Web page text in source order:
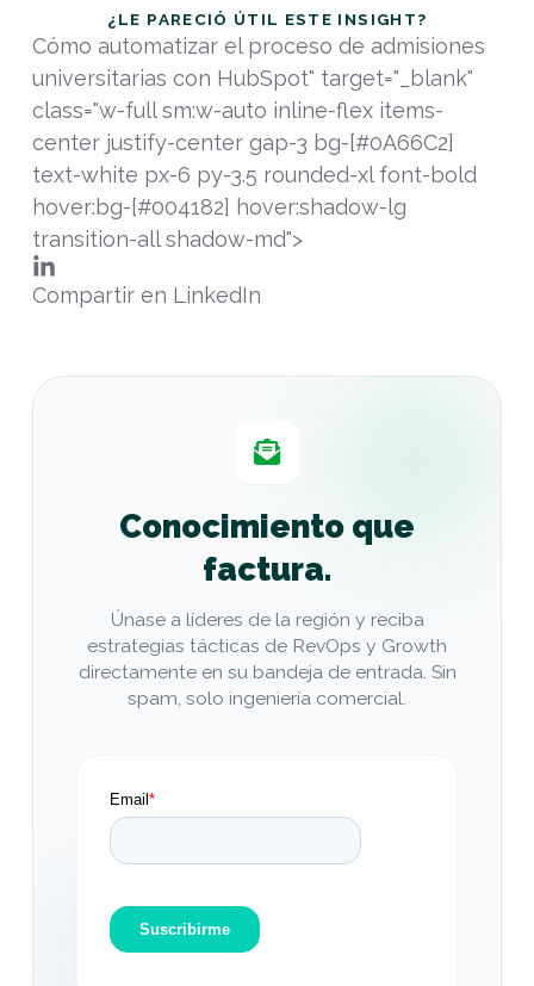
¿LE PARECIÓ ÚTIL ESTE INSIGHT?
Cómo automatizar el proceso de admisiones
universitarias con HubSpot" target="_blank"
class="w-full sm:w-auto inline-flex items-
center justify-center gap-3 bg-[#0A66C2]
text-white px-6 py-3.5 rounded-xl font-bold
hover:bg-[#004182] hover:shadow-lg
transition-all shadow-md">
Compartir en LinkedIn
Conocimiento que
factura.
Únase a líderes de la región y reciba
estrategias tácticas de RevOps y Growth
directamente en su bandeja de entrada. Sin
spam, solo ingeniería comercial.